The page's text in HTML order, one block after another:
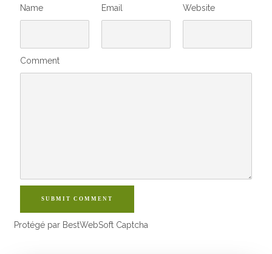
Name Email Website
Comment
SUBMIT COMMENT
Protégé par BestWebSoft Captcha